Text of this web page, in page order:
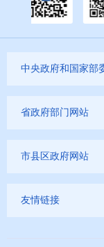
中央政府和国家部
省政府部门网站
市县区政府网站
友情链接